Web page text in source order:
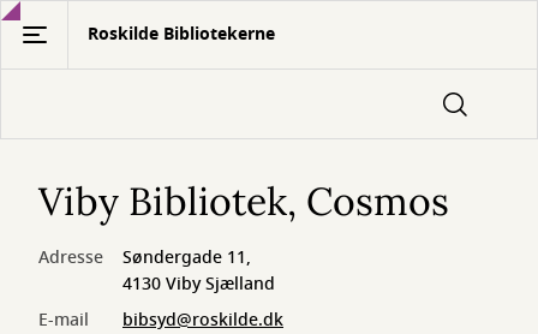
Gå
hovedindhold
Roskilde Bibliotekerne
Viby Bibliotek, Cosmos
Adresse
Søndergade 11,
4130 Viby Sjælland
E-mail
bibsyd@roskilde.dk